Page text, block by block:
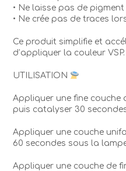
• Ne laisse pas de
• Ne crée pas de traces
Ce produit simplifie et
d’appliquer la couleur
UTILISATION
Appliquer une fine couche
puis catalyser 30
Appliquer une couche
60 secondes sous la
Appliquer une couche de